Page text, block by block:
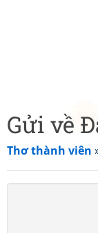
Gửi về
Thơ thành viên